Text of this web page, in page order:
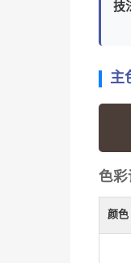
技
主
色彩
颜色